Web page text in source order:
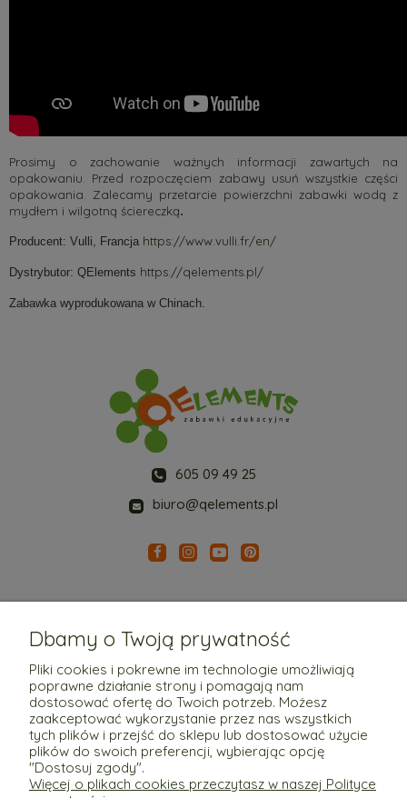
Prosimy o zachowanie ważnych informacji zawartych na
opakowaniu. Przed rozpoczęciem zabawy usuń wszystkie części
opakowania. Zalecamy przetarcie powierzchni zabawki wodą z
mydłem i wilgotną ściereczką.
Producent: Vulli, Francja https://www.vulli.fr/en/
Dystrybutor: QElements https://qelements.pl/
Zabawka wyprodukowana w Chinach.
Pomoc
Moje konto
605 09 49 25
biuro@qelements.pl
Dbamy o Twoją prywatność
Pliki cookies i pokrewne im technologie umożliwiają
poprawne działanie strony i pomagają nam
dostosować ofertę do Twoich potrzeb. Możesz
zaakceptować wykorzystanie przez nas wszystkich
tych plików i przejść do sklepu lub dostosować użycie
plików do swoich preferencji, wybierając opcję
"Dostosuj zgody".
Więcej o plikach cookies przeczytasz w naszej Polityce